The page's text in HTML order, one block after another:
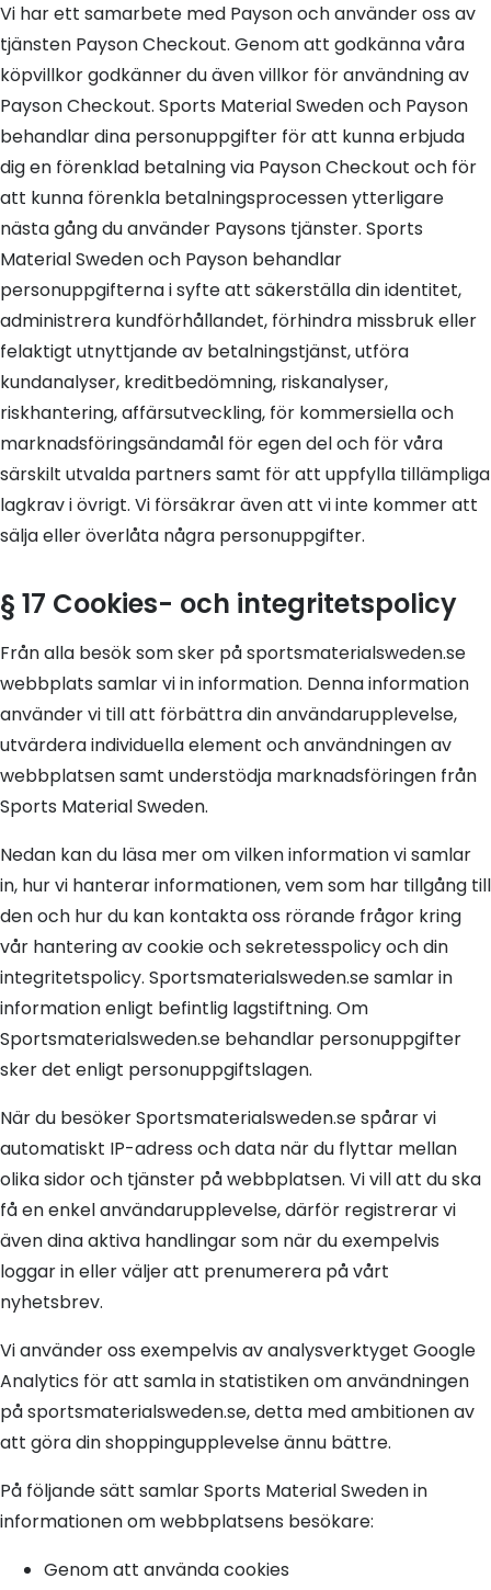
Vi har ett samarbete med Payson och använder oss av
tjänsten Payson Checkout. Genom att godkänna våra
köpvillkor godkänner du även villkor för användning av
Payson Checkout. Sports Material Sweden och Payson
behandlar dina personuppgifter för att kunna erbjuda
dig en förenklad betalning via Payson Checkout och för
att kunna förenkla betalningsprocessen ytterligare
nästa gång du använder Paysons tjänster. Sports
Material Sweden och Payson behandlar
personuppgifterna i syfte att säkerställa din identitet,
administrera kundförhållandet, förhindra missbruk eller
felaktigt utnyttjande av betalningstjänst, utföra
kundanalyser, kreditbedömning, riskanalyser,
riskhantering, affärsutveckling, för kommersiella och
marknadsföringsändamål för egen del och för våra
särskilt utvalda partners samt för att uppfylla tillämpliga
lagkrav i övrigt. Vi försäkrar även att vi inte kommer att
sälja eller överlåta några personuppgifter.
§ 17 Cookies- och integritetspolicy
Från alla besök som sker på sportsmaterialsweden.se
webbplats samlar vi in information. Denna information
använder vi till att förbättra din användarupplevelse,
utvärdera individuella element och användningen av
webbplatsen samt understödja marknadsföringen från
Sports Material Sweden.
Nedan kan du läsa mer om vilken information vi samlar
in, hur vi hanterar informationen, vem som har tillgång till
den och hur du kan kontakta oss rörande frågor kring
vår hantering av cookie och sekretesspolicy och din
integritetspolicy. Sportsmaterialsweden.se samlar in
information enligt befintlig lagstiftning. Om
Sportsmaterialsweden.se behandlar personuppgifter
sker det enligt personuppgiftslagen.
När du besöker Sportsmaterialsweden.se spårar vi
automatiskt IP-adress och data när du flyttar mellan
olika sidor och tjänster på webbplatsen. Vi vill att du ska
få en enkel användarupplevelse, därför registrerar vi
även dina aktiva handlingar som när du exempelvis
loggar in eller väljer att prenumerera på vårt
nyhetsbrev.
Vi använder oss exempelvis av analysverktyget Google
Analytics för att samla in statistiken om användningen
på sportsmaterialsweden.se, detta med ambitionen av
att göra din shoppingupplevelse ännu bättre.
På följande sätt samlar Sports Material Sweden in
informationen om webbplatsens besökare:
Genom att använda cookies